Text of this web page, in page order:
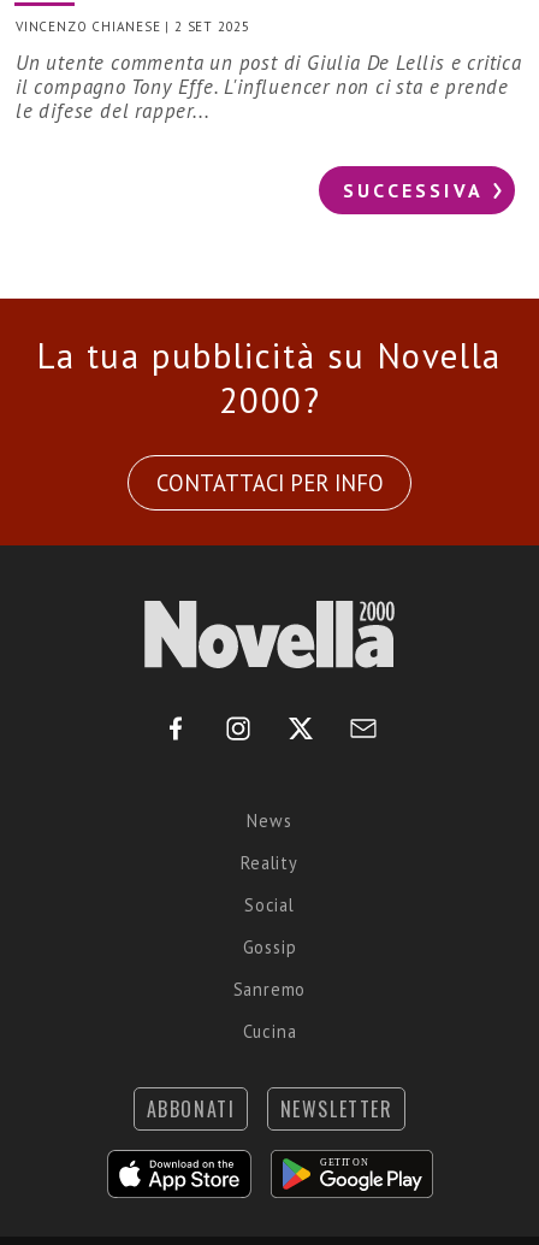
VINCENZO CHIANESE |2 SET 2025
Un utente commenta un post di Giulia De Lellis e critica
il compagno Tony Effe. L'influencer non ci sta e prende
le difese del rapper...
SUCCESSIVA
La tua pubblicità su Novella
2000?
CONTATTACI PER INFO
News
Reality
Social
Gossip
Sanremo
Cucina
ABBONATI NEWSLETTER